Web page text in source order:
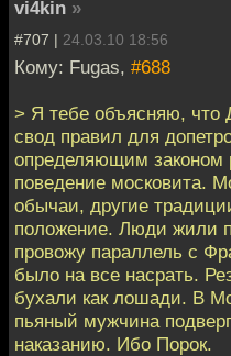
vi4kin »
#707 | 24.03.10 18:56
Кому: Fugas, #688
> Я тебе объясняю, что
свод правил для
определяющим
поведение московита.
обычаи, другие
положение. Люди жили
провожу параллель с
было на все насрать.
бухали как лошади. В
пьяный мужчина
наказанию. Ибо Порок.